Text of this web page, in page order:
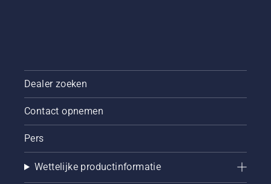
Dealer zoeken
Contact opnemen
Pers
Wettelijke productinformatie